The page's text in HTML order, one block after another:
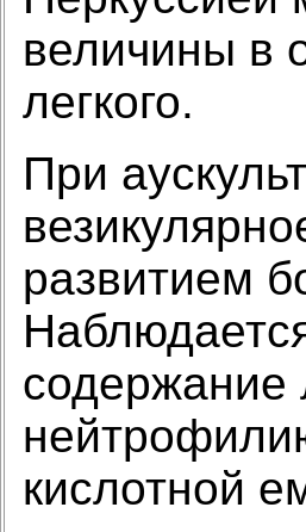
величины в
легкого.
При
развитием
содержание
кислотной